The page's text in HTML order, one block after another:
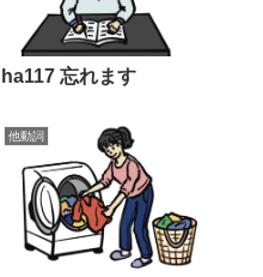
ha117 忘れます
他動詞